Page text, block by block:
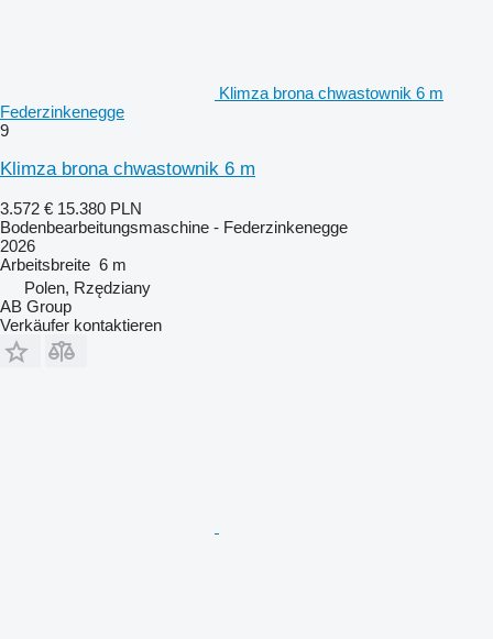
Klimza brona chwastownik 6 m
Federzinkenegge
9
Klimza brona chwastownik 6 m
3.572 € 15.380 PLN
Bodenbearbeitungsmaschine - Federzinkenegge
2026
Arbeitsbreite 6 m
Polen, Rzędziany
AB Group
Verkäufer kontaktieren